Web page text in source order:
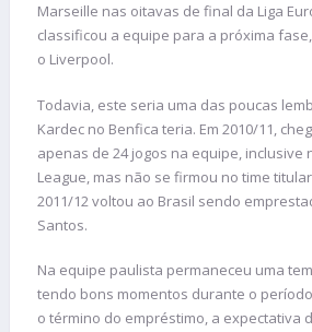
Marseille nas oitavas de final da Liga
classificou a equipe para a próxima
o Liverpool.
Todavia, este seria uma das poucas
Kardec no Benfica teria. Em 2010/11,
apenas de 24 jogos na equipe, inclusive
League, mas não se firmou no time
2011/12 voltou ao Brasil sendo
Santos.
Na equipe paulista permaneceu uma
tendo bons momentos durante o
o término do empréstimo, a expectativa